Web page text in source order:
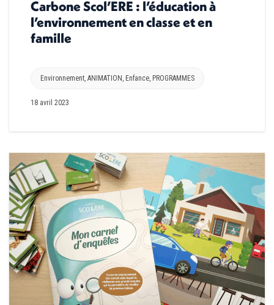
Carbone Scol’ERE : l’éducation à
l’environnement en classe et en
famille
Environnement, ANIMATION , Enfance, PROGRAMMES
18 avril 2023